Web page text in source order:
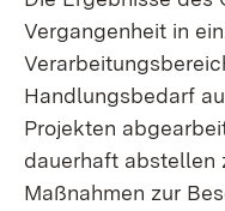
Vergangenheit in
Handlungsbedarf
Projekten
dauerhaft abstellen
Maßnahmen zur